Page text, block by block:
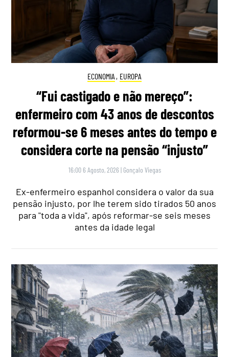
ECONOMIA , EUROPA
“Fui castigado e não mereço”:
enfermeiro com 43 anos de descontos
reformou-se 6 meses antes do tempo e
considera corte na pensão “injusto”
16:00 6 Agosto, 2026 | Gonçalo Viegas
Ex-enfermeiro espanhol considera o valor da sua
pensão injusto, por lhe terem sido tirados 50 anos
para "toda a vida", após reformar-se seis meses
antes da idade legal